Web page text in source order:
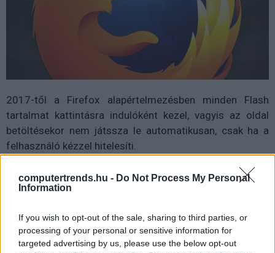
computertrends.hu - Do Not Process My Personal
Information
If you wish to opt-out of the sale, sharing to third parties, or
processing of your personal or sensitive information for
targeted advertising by us, please use the below opt-out
2017-től a Firefox alapértelmezésben minden Flash
tartalmat kattintásra indulóként kezel, vagyis az oldal
betöltésekor nem játssza le automatikusan, csak ha a
felhasználó kézzel hitelesíti.
A Firefox ezzel utolsóként csatlakozik a nagy böngészők
Flash elleni kereszteshadjáratához. A Chrome több, mint
tartalmakat, az Edge áprilisban követte a példáját, az
Apple pedig már 2013-es Safari 7-ben bevezette a Flash
kattintásos indítását.